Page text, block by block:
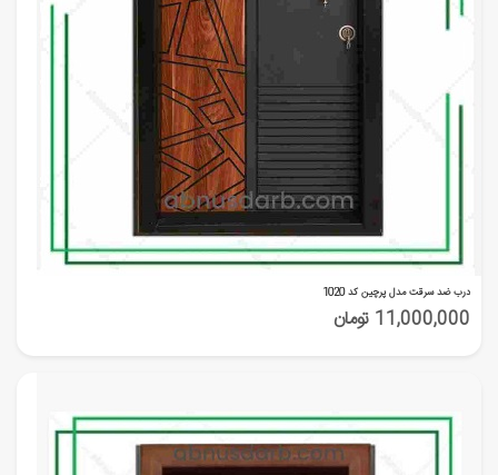
درب ضد سرقت مدل پرچین کد 1020
11,000,000 تومان